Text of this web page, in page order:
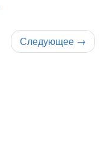
Следующее →